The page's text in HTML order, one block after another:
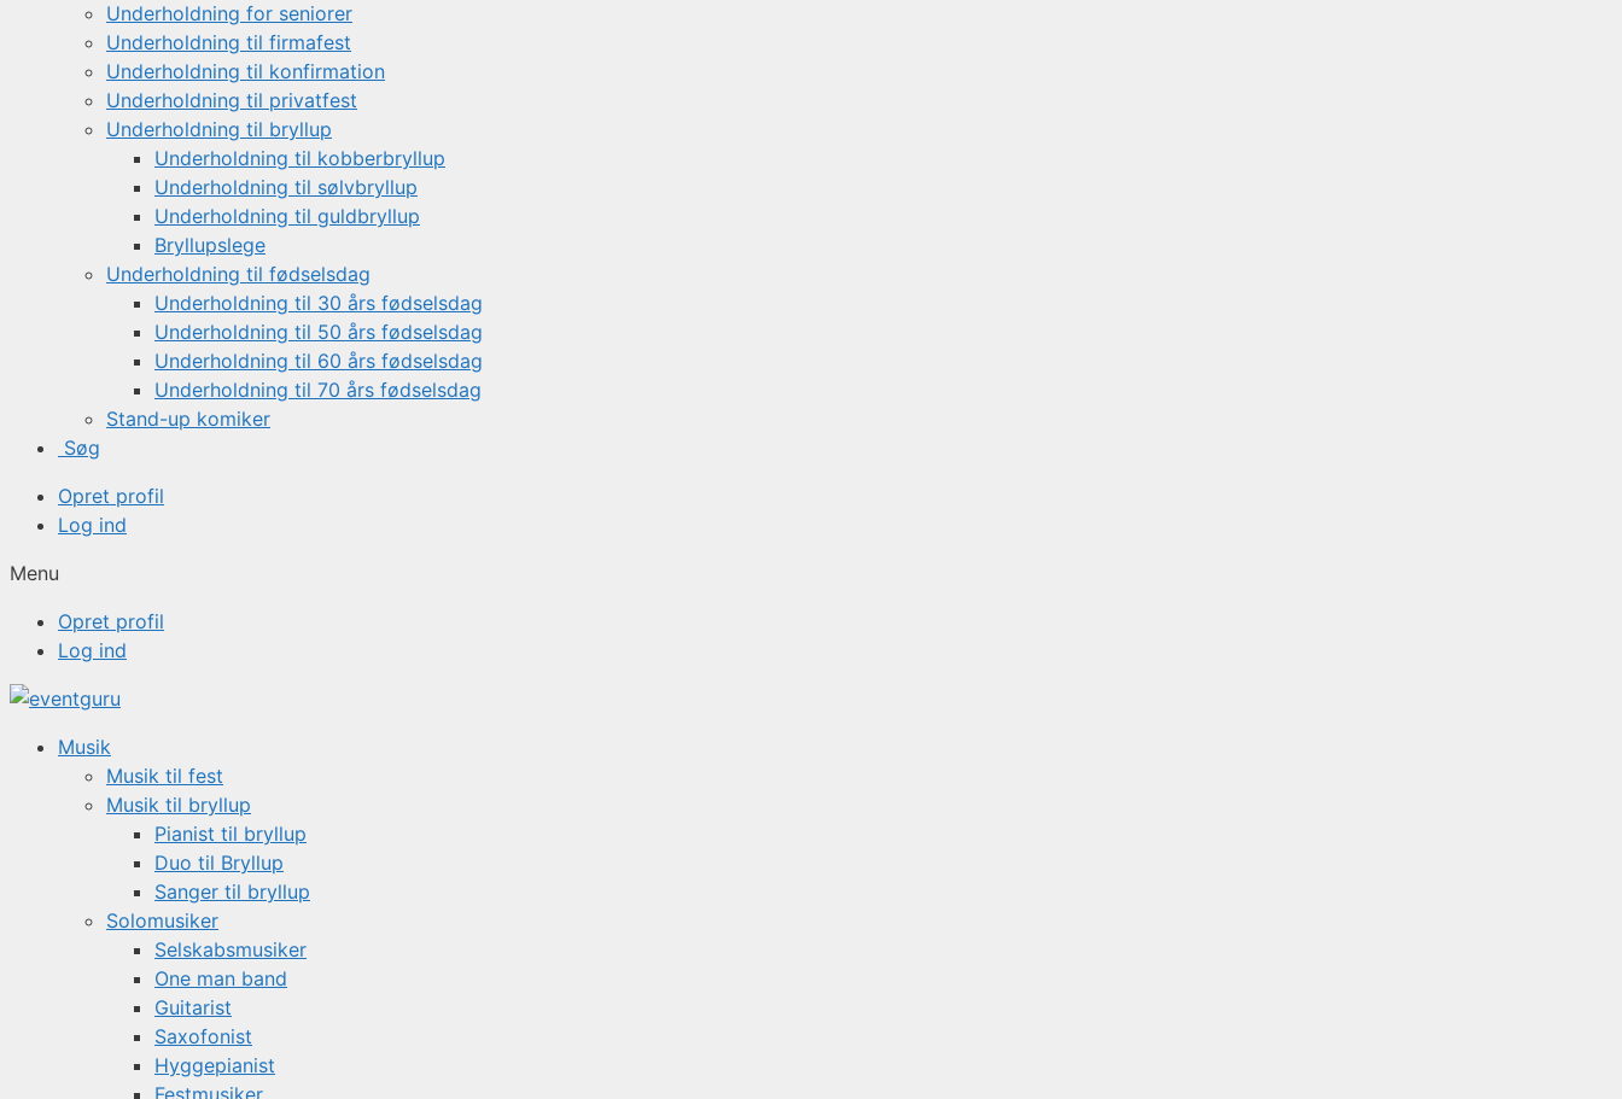
Underholdning for seniorer
Underholdning til firmafest
Underholdning til konfirmation
Underholdning til privatfest
Underholdning til bryllup
Underholdning til kobberbryllup
Underholdning til sølvbryllup
Underholdning til guldbryllup
Bryllupslege
Underholdning til fødselsdag
Underholdning til 30 års fødselsdag
Underholdning til 50 års fødselsdag
Underholdning til 60 års fødselsdag
Underholdning til 70 års fødselsdag
Stand-up komiker
Søg
Opret profil
Log ind
Menu
Opret profil
Log ind
Musik
Musik til fest
Musik til bryllup
Pianist til bryllup
Duo til Bryllup
Sanger til bryllup
Solomusiker
Selskabsmusiker
One man band
Guitarist
Saxofonist
Hyggepianist
Festmusiker